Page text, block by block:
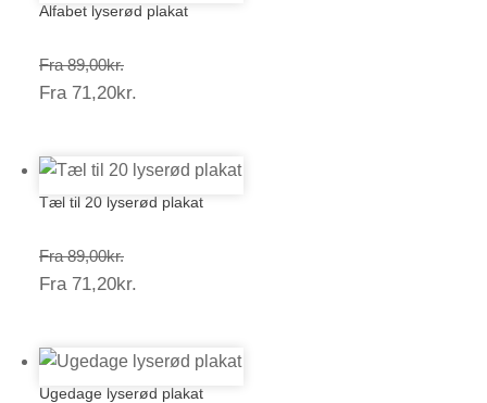
Alfabet lyserød plakat
Fra 89,00kr.Prisinterval:
89,00kr.
Fra 71,20kr.
Tæl til 20 lyserød plakat
Fra 89,00kr.Prisinterval:
89,00kr.
Fra 71,20kr.
Ugedage lyserød plakat